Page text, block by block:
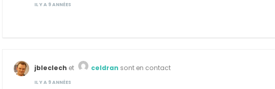
IL Y A 9 ANNÉES
jbleclech et celdran sont en contact
IL Y A 9 ANNÉES